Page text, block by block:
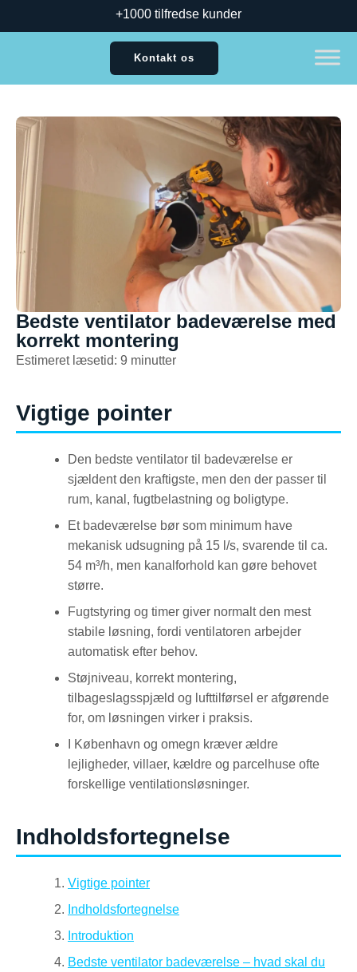
+1000 tilfredse kunder
Kontakt os
Bedste ventilator badeværelse med
korrekt montering
Estimeret læsetid: 9 minutter
Vigtige pointer
Den bedste ventilator til badeværelse er
sjældent den kraftigste, men den der passer til
rum, kanal, fugtbelastning og boligtype.
Et badeværelse bør som minimum have
mekanisk udsugning på 15 l/s, svarende til ca.
54 m³/h, men kanalforhold kan gøre behovet
større.
Fugtstyring og timer giver normalt den mest
stabile løsning, fordi ventilatoren arbejder
automatisk efter behov.
Støjniveau, korrekt montering,
tilbageslagsspjæld og lufttilførsel er afgørende
for, om løsningen virker i praksis.
I København og omegn kræver ældre
lejligheder, villaer, kældre og parcelhuse ofte
forskellige ventilationsløsninger.
Indholdsfortegnelse
Vigtige pointer
Indholdsfortegnelse
Introduktion
Bedste ventilator badeværelse – hvad skal du